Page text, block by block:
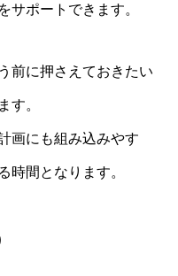
サポートできます。
前に押さえておきたい
す。
画にも組み込みやす
時間となります。